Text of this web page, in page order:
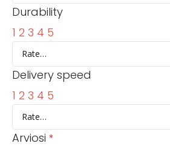
Durability
1 2 3 4 5
Delivery speed
1 2 3 4 5
Arviosi *